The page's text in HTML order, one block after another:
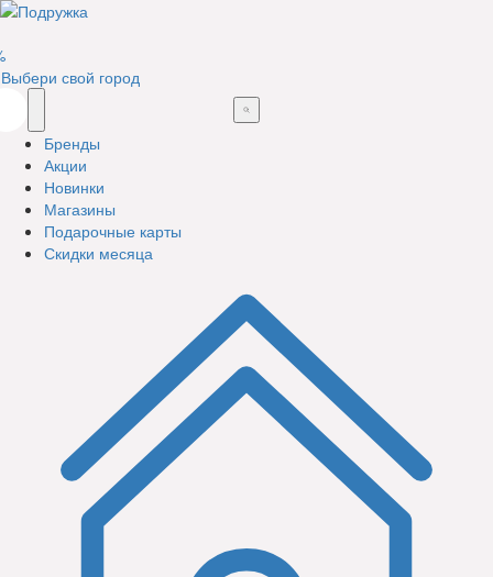
Выбери свой город
Бренды
Акции
Новинки
Магазины
Подарочные карты
Скидки месяца